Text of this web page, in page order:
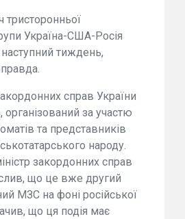
тристоронньої
Україна-США-Росія
тиждень,
справ України
організований за участю
та представників
народу.
закордонних справ
що це вже другий
МЗС на фоні російської
що ця подія має